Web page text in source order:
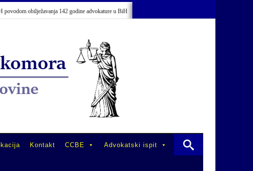
obilježavanja 142 godine advokature u BiH
Kontakt CCBE Advokatski ispit